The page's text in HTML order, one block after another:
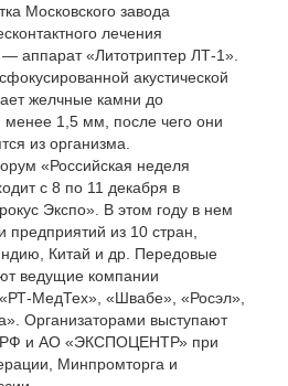
Московского завода
лечения
аппарат «Литотриптер ЛТ-1».
акустической
желчные камни до
1,5 мм, после чего они
из организма.
«Российская неделя
с 8 по 11 декабря в
Экспо». В этом году в нем
предприятий из 10 стран,
Китай и др. Передовые
ведущие компании
«РТ-МедТех», «Швабе», «Росэл»,
Организаторами выступают
РФ и АО «ЭКСПОЦЕНТР» при
Минпромторга и